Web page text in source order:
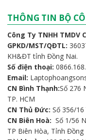
THÔNG TIN BỘ
Công Ty TNHH TMDV
GPKD/MST/QĐTL:
KH&ĐT tỉnh Đồng Nai.
Số điện thoại:
Email:
CN Bình Thạnh:Số 276
TP. HCM
CN Thủ Đức: Số 356/
CN Biên Hoà: Số 1/56
TP Biên Hòa, Tỉnh Đồng